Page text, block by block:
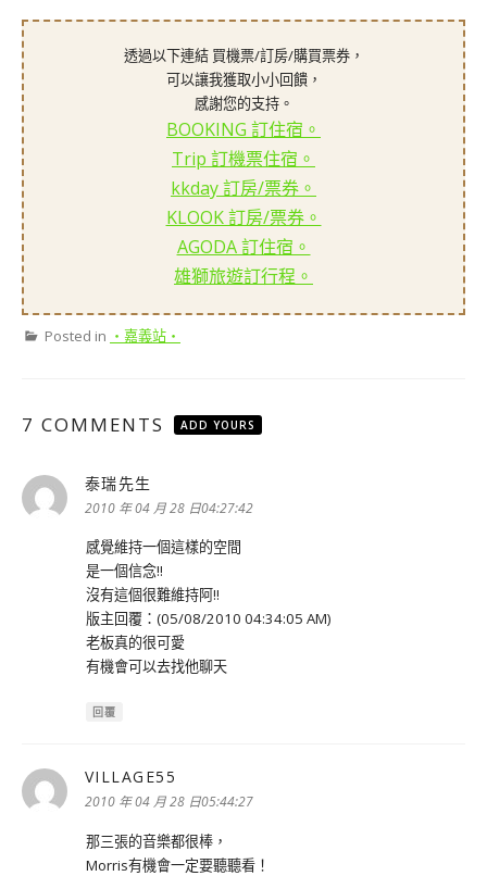
透過以下連結 買機票/訂房/購買票券，
可以讓我獲取小小回饋，
感謝您的支持。
BOOKING 訂住宿。
Trip 訂機票住宿。
kkday 訂房/票券。
KLOOK 訂房/票券。
AGODA 訂住宿。
雄獅旅遊訂行程。
Posted in ‧嘉義站‧
7 COMMENTS ADD YOURS
泰瑞先生
示:
2010 年 04 月 28 日04:27:42
感覺維持一個這樣的空間
是一個信念!!
沒有這個很難維持阿!!
版主回覆：(05/08/2010 04:34:05 AM)
老板真的很可愛
有機會可以去找他聊天
回覆
VILLAGE55
示:
2010 年 04 月 28 日05:44:27
那三張的音樂都很棒，
Morris有機會一定要聽聽看！